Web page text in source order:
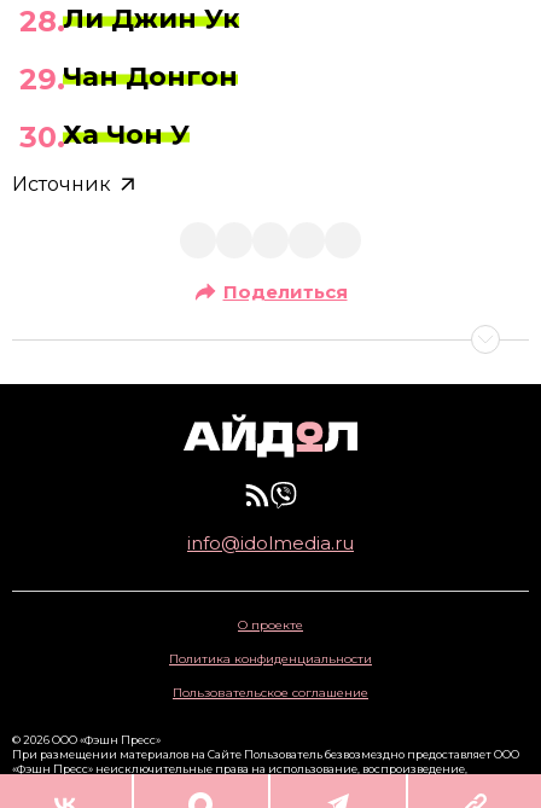
Ли Джин Ук
Чан Донгон
Ха Чон У
Источник
Поделиться
info@idolmedia.ru
О проекте
Политика конфиденциальности
Пользовательское соглашение
© 2026 ООО «Фэшн Пресс»
При размещении материалов на Сайте Пользователь безвозмездно предоставляет ООО
«Фэшн Пресс» неисключительные права на использование, воспроизведение,
материалов и доведение их до всеобщего сведения через сайт
www.idolmedia.ru. 16+